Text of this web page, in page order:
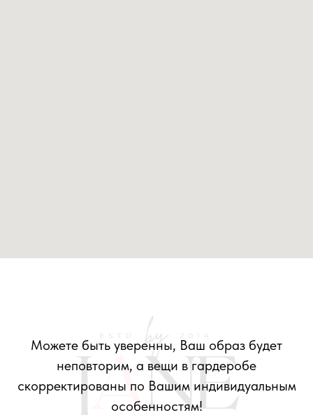
Можете быть уверенны, Ваш образ будет
неповторим, а вещи в гардеробе
скорректированы по Вашим индивидуальным
особенностям!